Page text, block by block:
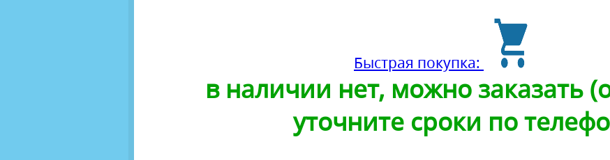
Быстрая покупка:
в наличии нет, можно заказать
уточните сроки по